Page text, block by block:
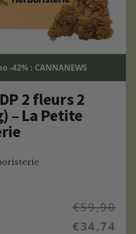
-42% : CANNANEWS
2 fleurs 2
– La Petite
€59,90
€34,74